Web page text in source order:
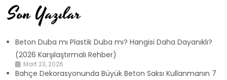
Son Yazılar
Beton Duba mı Plastik Duba mı? Hangisi Daha Dayanıklı?
(2026 Karşılaştırmalı Rehber)
Mart 23, 2026
Bahçe Dekorasyonunda Büyük Beton Saksı Kullanmanın 7